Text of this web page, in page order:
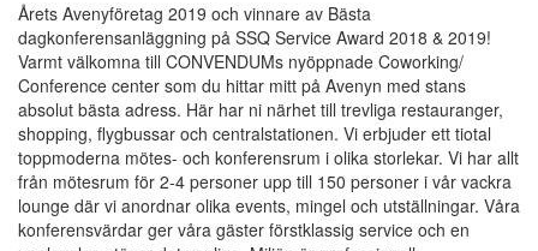
Årets Avenyföretag 2019 och vinnare av Bästa
dagkonferensanläggning på SSQ Service Award 2018 & 2019!
Varmt välkomna till CONVENDUMs nyöppnade Coworking/
Conference center som du hittar mitt på Avenyn med stans
absolut bästa adress. Här har ni närhet till trevliga restauranger,
shopping, flygbussar och centralstationen. Vi erbjuder ett tiotal
toppmoderna mötes- och konferensrum i olika storlekar. Vi har allt
från mötesrum för 2-4 personer upp till 150 personer i vår vackra
lounge där vi anordnar olika events, mingel och utställningar. Våra
konferensvärdar ger våra gäster förstklassig service och en